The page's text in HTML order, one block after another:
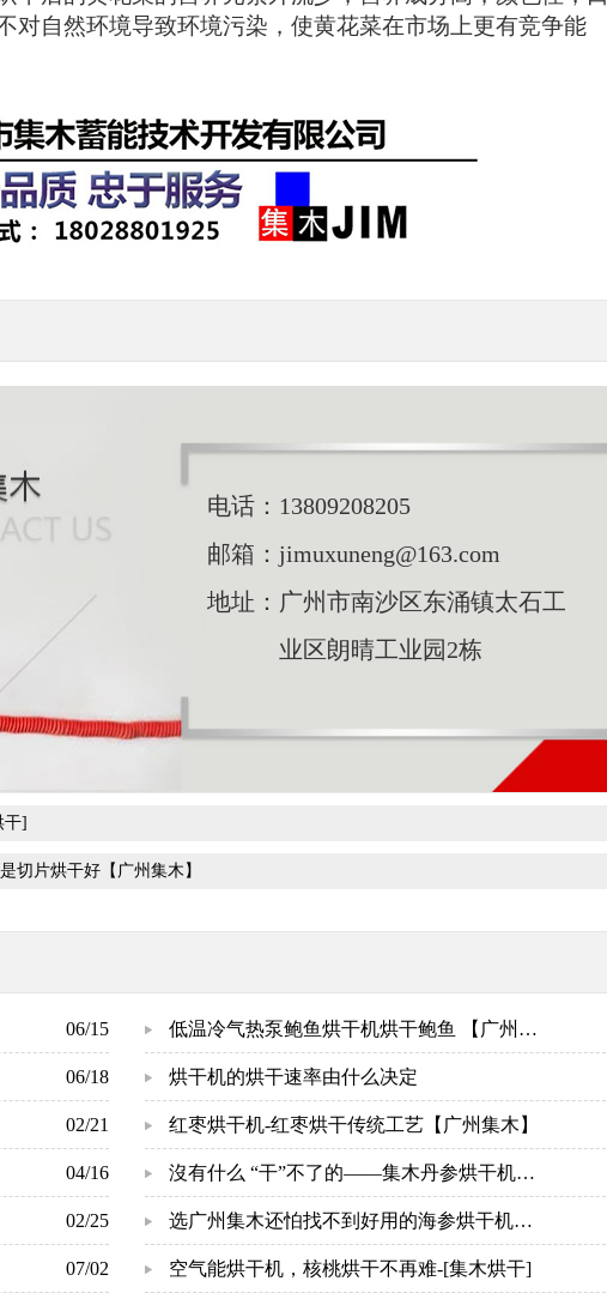
对自然环境导致环境污染，使黄花菜在市场上更有竞争能
电话： 13809208205
邮箱： jimuxuneng@163.com
地址： 广州市南沙区东涌镇太石工
业区朗晴工业园2栋
干]
切片烘干好【广州集木】
06/15 低温冷气热泵鲍鱼烘干机烘干鲍鱼 【广州集
木】
06/18 烘干机的烘干速率由什么决定
02/21 红枣烘干机-红枣烘干传统工艺【广州集木】
04/16 沒有什么 “干”不了的——集木丹参烘干机-
[集木烘干]
02/25 选广州集木还怕找不到好用的海参烘干机吗
【广州集木】
07/02 空气能烘干机，核桃烘干不再难-[集木烘干]